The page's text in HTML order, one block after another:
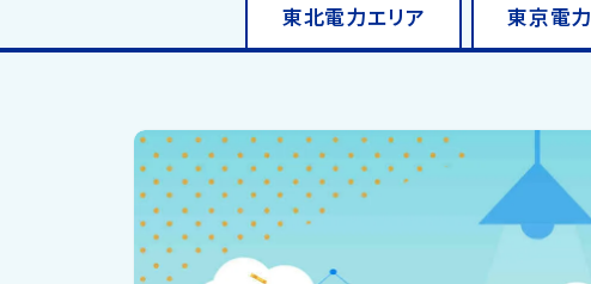
東北電力エリア 東京電力